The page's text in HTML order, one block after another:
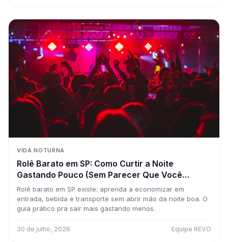
VIDA NOTURNA
Rolê Barato em SP: Como Curtir a Noite
Gastando Pouco (Sem Parecer Que Você
Economizou)
Rolê barato em SP existe: aprenda a economizar em
entrada, bebida e transporte sem abrir mão da noite boa. O
guia prático pra sair mais gastando menos.
30 de julho, 2026 Equipe REVO